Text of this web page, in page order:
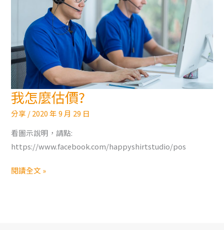
我怎麼估價?
分享 /2020 年 9 月 29 日
看圖示說明，請點:
https://www.facebook.com/happyshirtstudio/pos
我
怎
估
價?
閱讀全文 »